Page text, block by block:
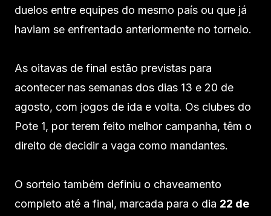
duelos entre equipes do mesmo país ou que já
haviam se enfrentado anteriormente no torneio.
As oitavas de final estão previstas para
acontecer nas semanas dos dias 13 e 20 de
agosto, com jogos de ida e volta. Os clubes do
Pote 1, por terem feito melhor campanha, têm o
direito de decidir a vaga como mandantes.
O sorteio também definiu o chaveamento
completo até a final, marcada para o dia 22 de